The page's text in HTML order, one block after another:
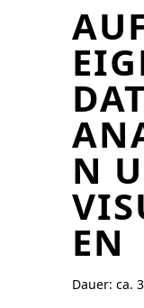
N
EN
Dauer: ca.